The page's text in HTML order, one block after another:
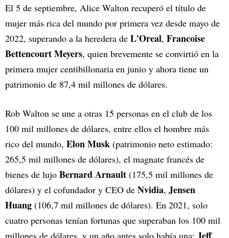
El 5 de septiembre, Alice Walton recuperó el título de
mujer más rica del mundo por primera vez desde mayo de
2022, superando a la heredera de L'Oreal, Francoise
Bettencourt Meyers, quien brevemente se convirtió en la
primera mujer centibillonaria en junio y ahora tiene un
patrimonio de 87,4 mil millones de dólares.
Rob Walton se une a otras 15 personas en el club de los
100 mil millones de dólares, entre ellos el hombre más
rico del mundo, Elon Musk (patrimonio neto estimado:
265,5 mil millones de dólares), el magnate francés de
bienes de lujo Bernard Arnault (175,5 mil millones de
dólares) y el cofundador y CEO de Nvidia, Jensen
Huang (106,7 mil millones de dólares). En 2021, solo
cuatro personas tenían fortunas que superaban los 100 mil
millones de dólares, y un año antes solo había una: